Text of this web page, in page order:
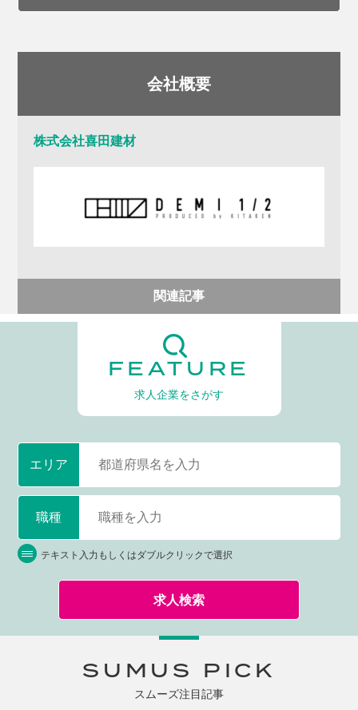
会社概要
株式会社喜田建材
関連記事
FEATURE
求人企業をさがす
エリア
テキスト入力もしくはダブルクリックで選択
職種
求人検索
SUMUS PICK
スムーズ注目記事